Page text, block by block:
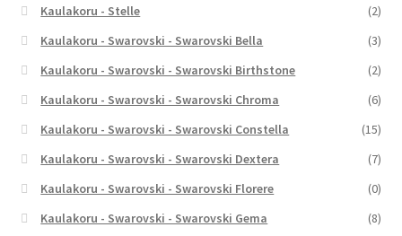
Kaulakoru - Stelle
(2)
Kaulakoru - Swarovski - Swarovski Bella
(3)
Kaulakoru - Swarovski - Swarovski Birthstone
(2)
Kaulakoru - Swarovski - Swarovski Chroma
(6)
Kaulakoru - Swarovski - Swarovski Constella
(15)
Kaulakoru - Swarovski - Swarovski Dextera
(7)
Kaulakoru - Swarovski - Swarovski Florere
(0)
Kaulakoru - Swarovski - Swarovski Gema
(8)